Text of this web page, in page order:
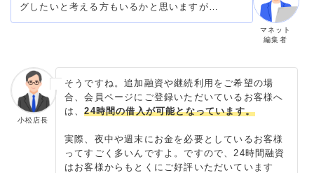
グしたいと考える方もいるかと思いますが…
マネット
編集者
小松店長
そうですね。追加融資や継続利用をご希望の場
合、会員ページにご登録いただいているお客様へ
は、24時間の借入が可能となっています。
実際、夜中や週末にお金を必要としているお客様
ってすごく多いんですよ。ですので、24時間融資
はお客様からもとくにご好評いただいています